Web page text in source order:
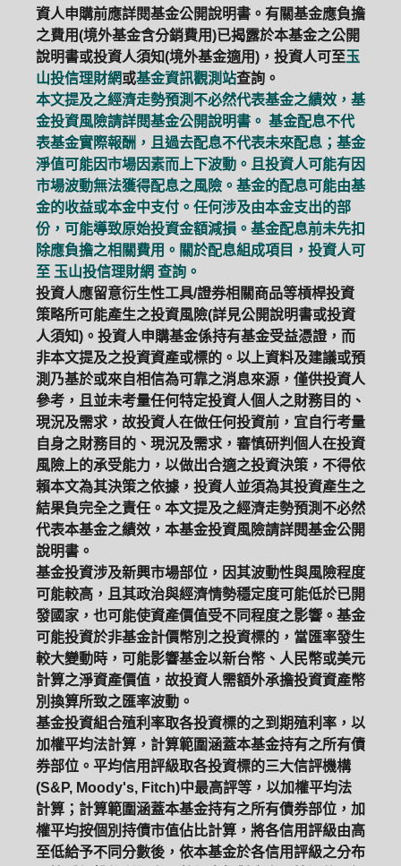
資人申購前應詳閱基金公開說明書。有關基金應負擔
之費用(境外基金含分銷費用)已揭露於本基金之公開
說明書或投資人須知(境外基金適用)，投資人可至玉
山投信理財網或基金資訊觀測站查詢。
本文提及之經濟走勢預測不必然代表基金之績效，基
金投資風險請詳閱基金公開說明書。 基金配息不代
表基金實際報酬，且過去配息不代表未來配息；基金
淨值可能因市場因素而上下波動。且投資人可能有因
市場波動無法獲得配息之風險。基金的配息可能由基
金的收益或本金中支付。任何涉及由本金支出的部
份，可能導致原始投資金額減損。基金配息前未先扣
除應負擔之相關費用。關於配息組成項目，投資人可
至 玉山投信理財網 查詢。
投資人應留意衍生性工具/證券相關商品等槓桿投資
策略所可能產生之投資風險(詳見公開說明書或投資
人須知)。投資人申購基金係持有基金受益憑證，而
非本文提及之投資資產或標的。以上資料及建議或預
測乃基於或來自相信為可靠之消息來源，僅供投資人
參考，且並未考量任何特定投資人個人之財務目的、
現況及需求，故投資人在做任何投資前，宜自行考量
自身之財務目的、現況及需求，審慎研判個人在投資
風險上的承受能力，以做出合適之投資決策，不得依
賴本文為其決策之依據，投資人並須為其投資產生之
結果負完全之責任。本文提及之經濟走勢預測不必然
代表本基金之績效，本基金投資風險請詳閱基金公開
說明書。
基金投資涉及新興市場部位，因其波動性與風險程度
可能較高，且其政治與經濟情勢穩定度可能低於已開
發國家，也可能使資產價值受不同程度之影響。基金
可能投資於非基金計價幣別之投資標的，當匯率發生
較大變動時，可能影響基金以新台幣、人民幣或美元
計算之淨資產價值，故投資人需額外承擔投資資產幣
別換算所致之匯率波動。
基金投資組合殖利率取各投資標的之到期殖利率，以
加權平均法計算，計算範圍涵蓋本基金持有之所有債
券部位。平均信用評級取各投資標的三大信評機構
(S&P, Moody's, Fitch)中最高評等，以加權平均法
計算；計算範圍涵蓋本基金持有之所有債券部位，加
權平均按個別持債市值佔比計算，將各信用評級由高
至低給予不同分數後，依本基金於各信用評級之分布